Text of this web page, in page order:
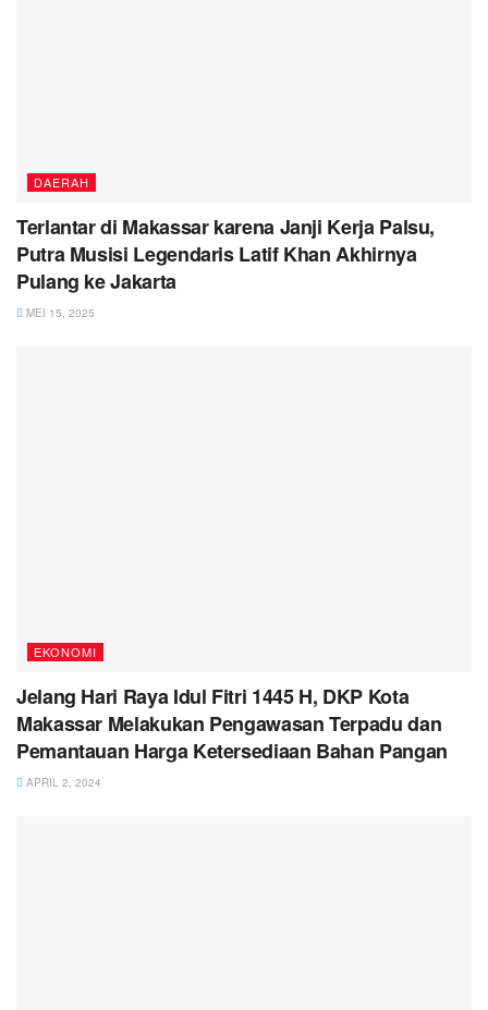
DAERAH
Terlantar di Makassar karena Janji Kerja Palsu,
Putra Musisi Legendaris Latif Khan Akhirnya
Pulang ke Jakarta
MEI 15, 2025
EKONOMI
Jelang Hari Raya Idul Fitri 1445 H, DKP Kota
Makassar Melakukan Pengawasan Terpadu dan
Pemantauan Harga Ketersediaan Bahan Pangan
APRIL 2, 2024